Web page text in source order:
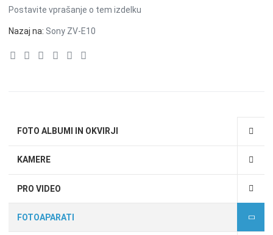
FOTO ALBUMI IN OKVIRJI
KAMERE
PRO VIDEO
FOTOAPARATI
Postavite vprašanje o tem izdelku
Nazaj na: Sony ZV-E10